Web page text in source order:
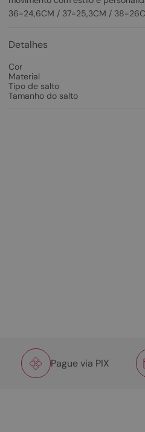
36=24,6CM / 37=25,3CM /
Detalhes
Cor
Material
Tipo de salto
Tamanho do salto
Pague via PIX